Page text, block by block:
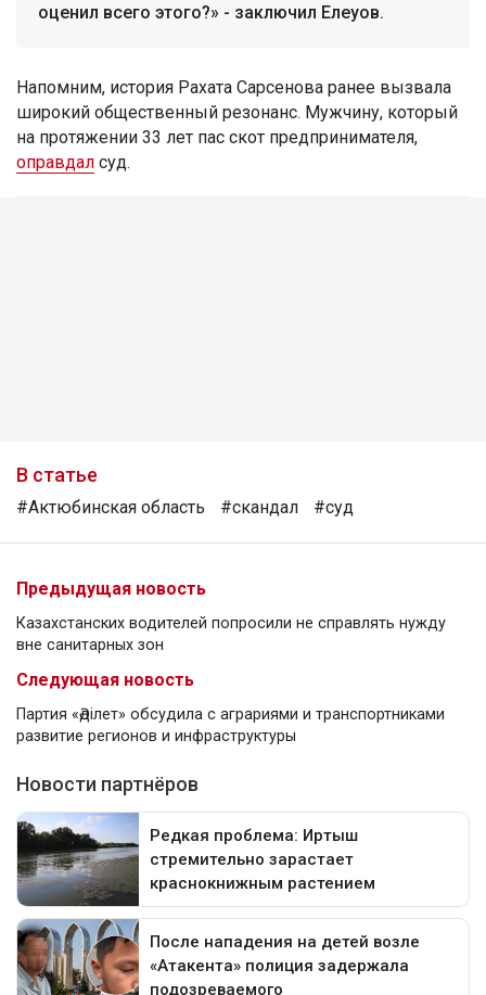
оценил всего этого?» - заключил Елеуов.
Напомним, история Рахата Сарсенова ранее вызвала
широкий общественный резонанс. Мужчину, который
на протяжении 33 лет пас скот предпринимателя,
оправдал суд.
В статье
#Актюбинская область #скандал #суд
Предыдущая новость
Казахстанских водителей попросили не справлять нужду
вне санитарных зон
Следующая новость
Партия «Әділет» обсудила с аграриями и транспортниками
развитие регионов и инфраструктуры